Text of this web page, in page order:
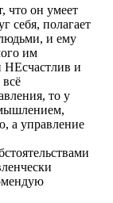
что он умеет
себя, полагает
и ему
им
НЕсчастлив и
то у
а управление